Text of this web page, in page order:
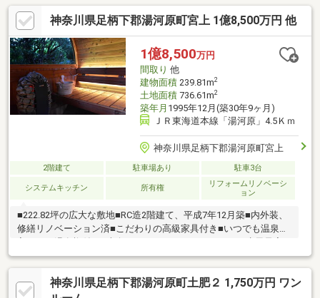
－６２－４３１３インターネット、チラシなどに掲載できない物
件も多数ございます！
神奈川県足柄下郡湯河原町宮上 1億8,500万円 他
1億8,500万円
間取り 他
建物面積239.81m2
土地面積736.61m2
築年月 1995年12月(築30年9ヶ月)
ＪＲ東海道本線「湯河原」4.5Ｋｍ
神奈川県足柄下郡湯河原町宮上
2階建て 駐車場あり 駐車3台
システムキッチン 所有権
リフォームリノベーシ
ョン
■222.82坪の広大な敷地■RC造2階建て、平成7年12月築■内外装、
修繕リノベーション済■こだわりの高級家具付き■いつでも温泉に
入れる、温泉権付き■南向きのテラスにバレルサウナ・水風呂完
備■吹抜けのリビングには薪暖炉あり■24時間セキュリティシステ
ム導入済み ■温泉口数：3口■温泉維持基本料：24000円/月、修
繕積立金：18000円/月、給湯使用料：24000円/月、温泉権名義変
神奈川県足柄下郡湯河原町土肥２ 1,750万円 ワン